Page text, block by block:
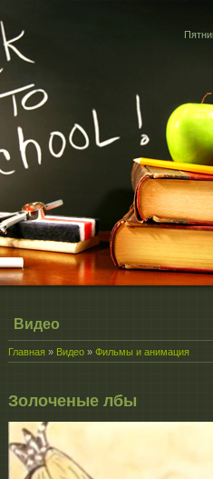
Видео
Главная » Видео » Фильмы и анимация
Золоченые лбы